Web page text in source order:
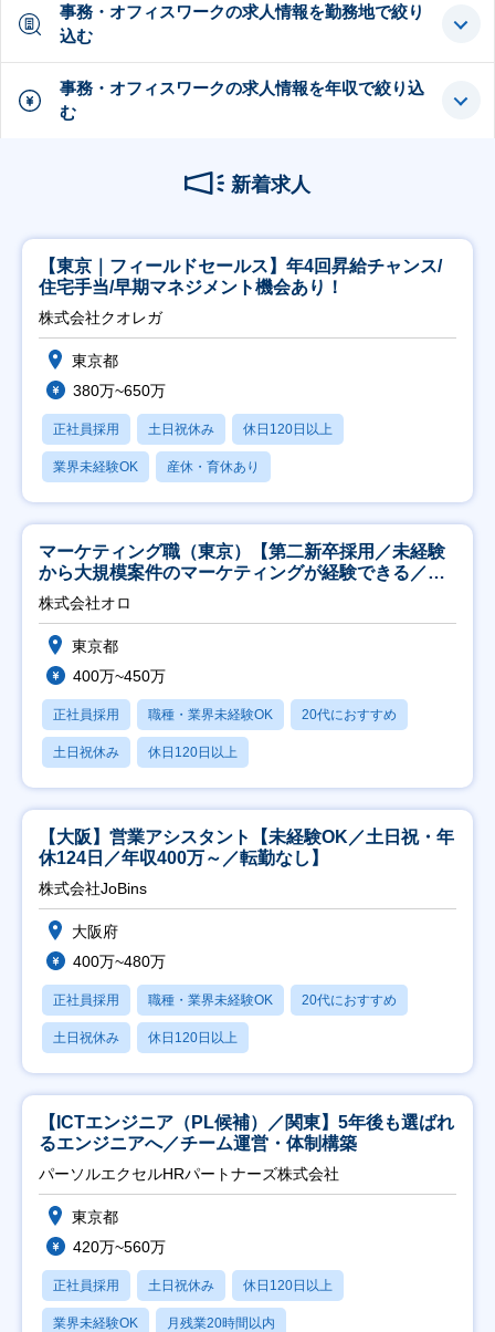
事務・オフィスワークの求人情報を勤務地で絞り
込む
事務・オフィスワークの求人情報を年収で絞り込
む
新着求人
【東京｜フィールドセールス】年4回昇給チャンス/
住宅手当/早期マネジメント機会あり！
株式会社クオレガ
東京都
380万~650万
正社員採用 土日祝休み 休日120日以上
業界未経験OK 産休・育休あり
マーケティング職（東京）【第二新卒採用／未経験
から大規模案件のマーケティングが経験できる／研
修充実】
株式会社オロ
東京都
400万~450万
正社員採用 職種・業界未経験OK 20代におすすめ
土日祝休み 休日120日以上
【大阪】営業アシスタント【未経験OK／土日祝・年
休124日／年収400万～／転勤なし】
株式会社JoBins
大阪府
400万~480万
正社員採用 職種・業界未経験OK 20代におすすめ
土日祝休み 休日120日以上
【ICTエンジニア（PL候補）／関東】5年後も選ばれ
るエンジニアへ／チーム運営・体制構築
パーソルエクセルHRパートナーズ株式会社
東京都
420万~560万
正社員採用 土日祝休み 休日120日以上
業界未経験OK 月残業20時間以内